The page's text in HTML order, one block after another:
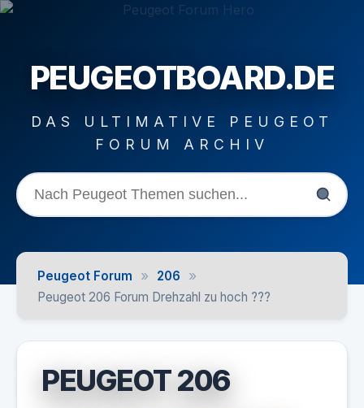
PEUGEOTBOARD.DE
DAS ULTIMATIVE PEUGEOT
FORUM ARCHIV
Peugeot Forum » 206 »
Peugeot 206 Forum Drehzahl zu hoch ???
PEUGEOT 206